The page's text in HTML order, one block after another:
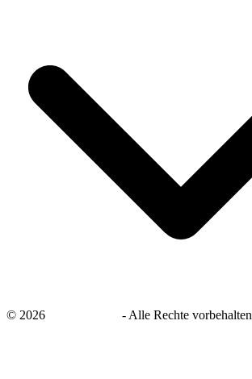
© 2026 - Alle Rechte vorbehalten